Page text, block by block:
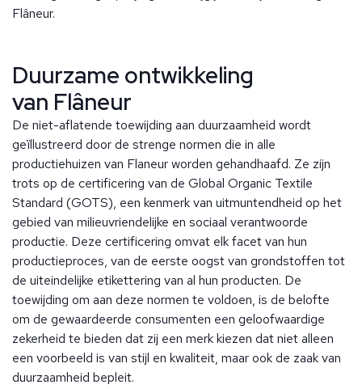
Flâneur.
Duurzame ontwikkeling
van Flâneur
De niet-aflatende toewijding aan duurzaamheid wordt
geïllustreerd door de strenge normen die in alle
productiehuizen van Flaneur worden gehandhaafd. Ze zijn
trots op de certificering van de Global Organic Textile
Standard (GOTS), een kenmerk van uitmuntendheid op het
gebied van milieuvriendelijke en sociaal verantwoorde
productie. Deze certificering omvat elk facet van hun
productieproces, van de eerste oogst van grondstoffen tot
de uiteindelijke etikettering van al hun producten. De
toewijding om aan deze normen te voldoen, is de belofte
om de gewaardeerde consumenten een geloofwaardige
zekerheid te bieden dat zij een merk kiezen dat niet alleen
een voorbeeld is van stijl en kwaliteit, maar ook de zaak van
duurzaamheid bepleit.